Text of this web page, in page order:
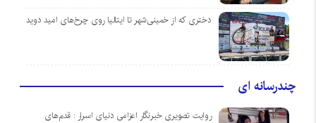
دختری که از خمینی‌شهر تا ایتالیا روی چرخ‌های امید دوید
چندرسانه ای
روایت تصویری خبرنگار اعزامی دنیای اسرار : قدم‌های